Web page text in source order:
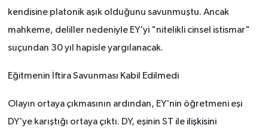
kendisine platonik aşık olduğunu savunmuştu. Ancak
mahkeme, deliller nedeniyle EY'yi "nitelikli cinsel istismar"
suçundan 30 yıl hapisle yargılanacak.
Eğitmenin İftira Savunması Kabil Edilmedi
Olayın ortaya çıkmasının ardından, EY'nin öğretmeni eşi
DY'ye karıştığı ortaya çıktı. DY, eşinin ST ile ilişkisini